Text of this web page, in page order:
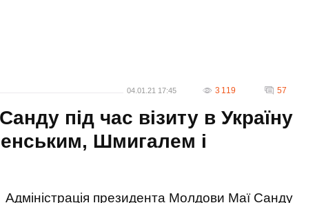
04.01.21 17:45 3 119 57
під час візиту в Україну
Шмигалем і
Адміністрація президента Молдови Маї Санду